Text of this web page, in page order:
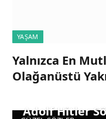
YAŞAM
Yalnızca En
Olağanüstü
Adolf Hitler